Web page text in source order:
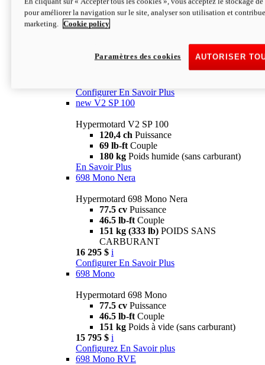
Configurer En Savoir Plus
newV2 SP
69 lb-ftCouple
Poids humide (sans carburant)
Configurer En Savoir Plus
new V2 SP 100
Hypermotard V2 SP 100
120,4 ch Puissance
69 lb-ft Couple
180 kg Poids humide (sans carburant)
En Savoir Plus
698 Mono Nera
Hypermotard 698 Mono Nera
77.5 cv Puissance
46.5 lb-ft Couple
151 kg (333 lb) POIDS SANS
CARBURANT
16 295 $ i
Configurer En Savoir Plus
698 Mono
Hypermotard 698 Mono
77.5 cv Puissance
46.5 lb-ft Couple
151 kg Poids à vide (sans carburant)
15 795 $ i
Configurez En Savoir plus
698 Mono RVE
pour améliorer la navigation sur le site, analyser son utilisation et
marketing.
Cookie policy
AUTORISER
Paramètres des cookies